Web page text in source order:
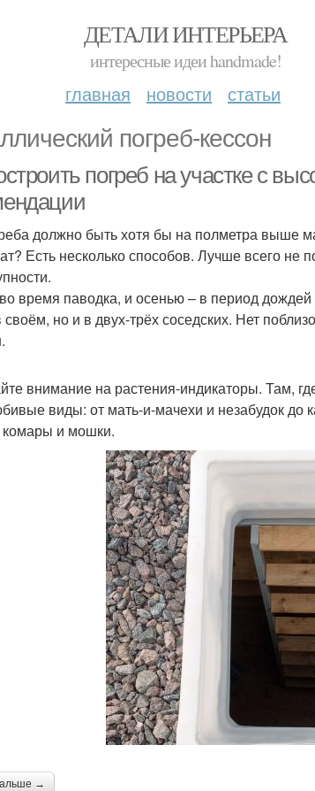
ДЕТАЛИ ИНТЕРЬЕРА
интересные идеи handmade!
главная новости статьи
погреб-кессон
погреб на участке с
должно быть хотя бы на полметра выше
Есть несколько способов. Лучше всего не
время паводка, и осенью – в период
своём, но и в двух-трёх соседских. Нет
внимание на растения-индикаторы. Там,
виды: от мать-и-мачехи и незабудок
комары и мошки.
→